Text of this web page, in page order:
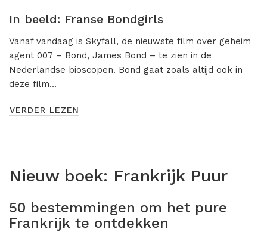
Musical
Oorlogsfilm
Romantische komedie
In beeld: Franse Bondgirls
Vanaf vandaag is Skyfall, de nieuwste film over geheim
agent 007 – Bond, James Bond – te zien in de
Nederlandse bioscopen. Bond gaat zoals altijd ook in
deze film…
VERDER LEZEN
Nieuw boek: Frankrijk Puur
50 bestemmingen om het pure
Frankrijk te ontdekken